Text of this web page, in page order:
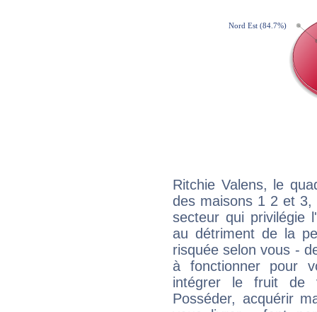
Ritchie Valens, le
des maisons 1 2 et
secteur qui privilégie
au détriment de la
risquée selon vous -
à fonctionner pour
intégrer le fruit de
Posséder, acquérir